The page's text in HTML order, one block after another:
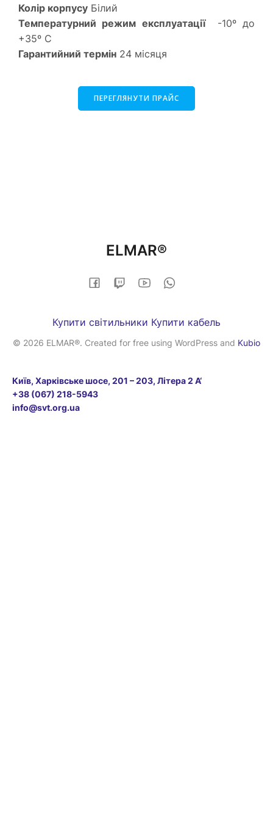
Колір корпусу Білий
Температурний режим експлуатації
-10º до
+35º С
Гарантийний термін 24 місяця
ПЕРЕГЛЯНУТИ ПРАЙС
ELMAR®
Купити світильники Купити кабель
© 2026 ELMAR®. Created for free using WordPress and Kubio
Київ, Харківське шосе, 201 – 203, Літера 2 А‘
+38 (067) 218-5943
info@svt.org.ua